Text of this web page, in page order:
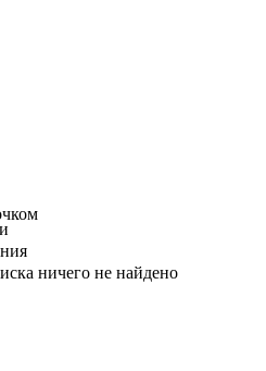
ничего не найдено